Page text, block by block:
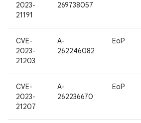
2023-
21191
269738057
CVE-
2023-
21203
A-
262246082
EoP
CVE-
2023-
21207
A-
262236670
EoP